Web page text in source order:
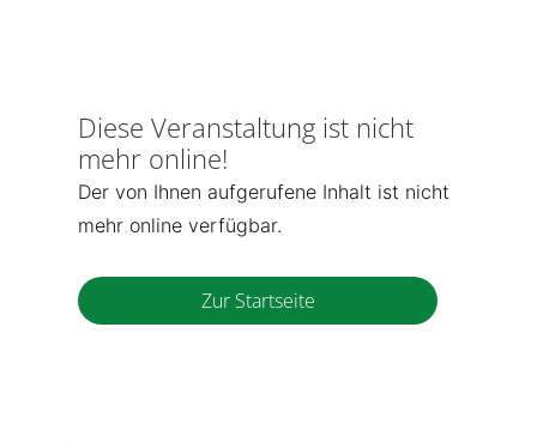
Diese Veranstaltung ist nicht
mehr online!
Der von Ihnen aufgerufene Inhalt ist nicht
mehr online verfügbar.
Zur Startseite